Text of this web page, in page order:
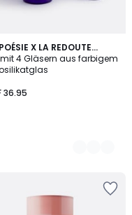
X LA REDOUTE
4 Gläsern aus farbigem
36.95